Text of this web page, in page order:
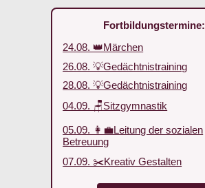
Fortbildungstermine:
24.08. 👑Märchen
26.08. 💡Gedächtnistraining
28.08. 💡Gedächtnistraining
04.09. 🪑Sitzgymnastik
05.09. 👩‍💼Leitung der sozialen
Betreuung
07.09. ✂️Kreativ Gestalten